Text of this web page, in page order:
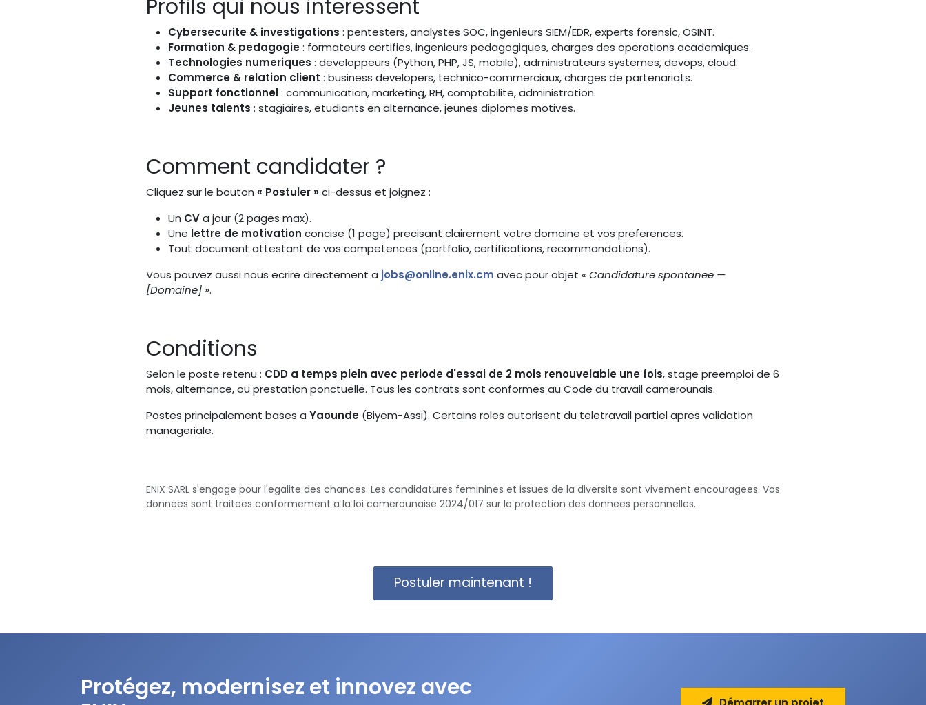
Profils qui nous interessent
Cybersecurite & investigations : pentesters, analystes SOC, ingenieurs SIEM/EDR, experts forensic, OSINT.
Formation & pedagogie: formateurs certifies, ingenieurs pedagogiques, charges des operations academiques.
Technologies numeriques : developpeurs (Python, PHP, JS, mobile), administrateurs systemes, devops, cloud.
Commerce & relation client : business developers, technico-commerciaux, charges de partenariats.
Support fonctionnel: communication, marketing, RH, comptabilite, administration.
Jeunes talents : stagiaires, etudiants en alternance, jeunes diplomes motives.
Comment candidater ?
Cliquez sur le bouton « Postuler » ci-dessus et joignez :
Un CVa jour (2 pages max).
Une lettre de motivation concise (1 page) precisant clairement votre domaine et vos preferences.
Tout document attestant de vos competences (portfolio, certifications, recommandations).
Vous pouvez aussi nous ecrire directement a jobs@online.enix.cm avec pour objet « Candidature spontanee —
[Domaine] ».
Conditions
Selon le poste retenu : CDD a temps plein avec periode d'essai de 2 mois renouvelable une fois, stage preemploi de 6
mois, alternance, ou prestation ponctuelle. Tous les contrats sont conformes au Code du travail camerounais.
Postes principalement bases a Yaounde (Biyem-Assi). Certains roles autorisent du teletravail partiel apres validation
manageriale.
ENIX SARL s'engage pour l'egalite des chances. Les candidatures feminines et issues de la diversite sont vivement encouragees. Vos
donnees sont traitees conformement a la loi camerounaise 2024/017 sur la protection des donnees personnelles.
Postuler maintenant !
Protégez, modernisez et innovez avec